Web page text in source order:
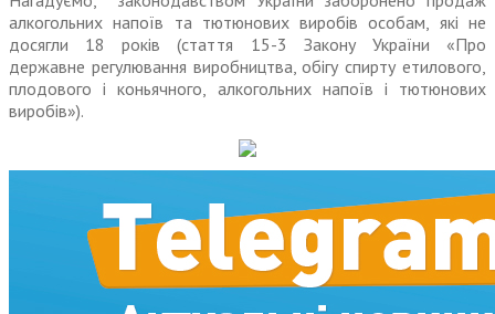
алкогольних напоїв та тютюнових виробів особам, які не
досягли 18 років (стаття 15-3 Закону України «Про
державне регулювання виробництва, обігу спирту етилового,
плодового і коньячного, алкогольних напоїв і тютюнових
виробів»).